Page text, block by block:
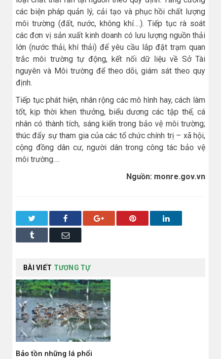
các biện pháp quản lý, cải tạo và phục hồi chất lượng
môi trường (đất, nước, không khí….). Tiếp tục rà soát
các đơn vị sản xuất kinh doanh có lưu lượng nguồn thải
lớn (nước thải, khí thải) để yêu cầu lắp đặt trạm quan
trắc môi trường tự động, kết nối dữ liệu về Sở Tài
nguyên và Môi trường để theo dõi, giám sát theo quy
định.
Tiếp tục phát hiện, nhân rộng các mô hình hay, cách làm
tốt, kịp thời khen thưởng, biểu dương các tập thể, cá
nhân có thành tích, sáng kiến trong bảo vệ môi trường;
thúc đẩy sự tham gia của các tổ chức chính trị – xã hội,
cộng đồng dân cư, người dân trong công tác bảo vệ
môi trường….
Nguồn: monre.gov.vn
Facebook Google+ Pinterest LinkedIn
Tumblr Email
BÀI VIẾT TƯƠNG TỰ
Bảo tồn những lá phổi